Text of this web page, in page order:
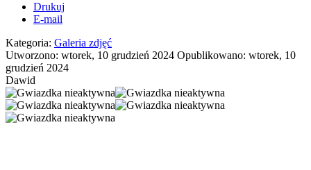
Drukuj
E-mail
Kategoria: Galeria zdjęć
Utworzono: wtorek, 10 grudzień 2024 Opublikowano: wtorek, 10
grudzień 2024
Dawid